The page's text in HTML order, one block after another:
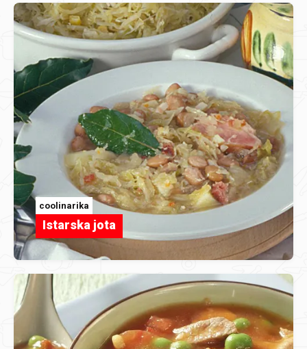
coolinarika
Istarska jota